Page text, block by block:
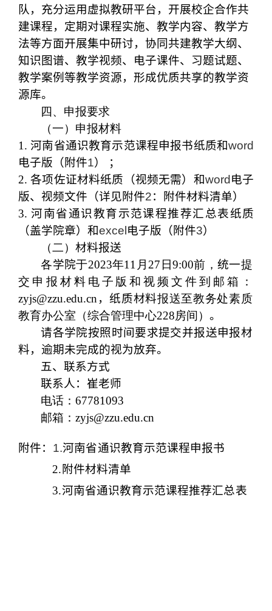
队，充分运用虚拟教研平台，开展校企合作共
建课程，定期对课程实施、教学内容、教学方
法等方面开展集中研讨，协同共建教学大纲、
知识图谱、教学视频、电子课件、习题试题、
教学案例等教学资源，形成优质共享的教学资
源库。
四、申报要求
（一）申报材料
1.河南省通识教育示范课程申报书纸质和word
电子版（附件1） ；
2.各项佐证材料纸质（视频无需）和word 电子
版、视频文件（详见附件2：附件材料清单）
3.河南省通识教育示范课程推荐汇总表纸质
（盖学院章）和excel 电子版（附件3）
（二）材料报送
各学院于2023年11 月27 日9:00前， 统一提
交申报材料电子版和视频文件到邮箱：
zyjs@zzu.edu.cn，纸质材料报送至教务处素质
教育办公室（综合管理中心228房间） 。
请各学院按照时间要求提交并报送申报材
料，逾期未完成的视为放弃。
五、联系方式
联系人：崔老师
电话：67781093
邮箱：zyjs@zzu.edu.cn
附件： 1.河南省通识教育示范课程申报书
2. 附件材料清单
3.河南省通识教育示范课程推荐汇总表